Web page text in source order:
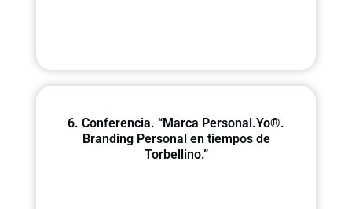
6. Conferencia. “Marca Personal.Yo®.
Branding Personal en tiempos de
Torbellino.”